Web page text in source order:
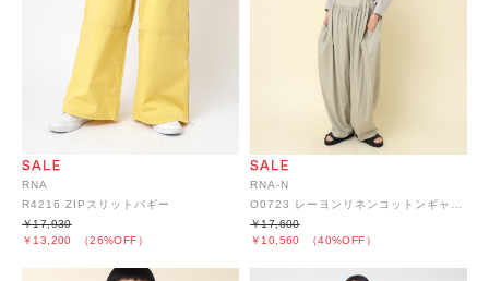
RNA
R4216 ZIPスリットバギー
￥13,200 （26%OFF）
￥17,930
RNA-N
￥10,560 （40%OFF）
￥17,600